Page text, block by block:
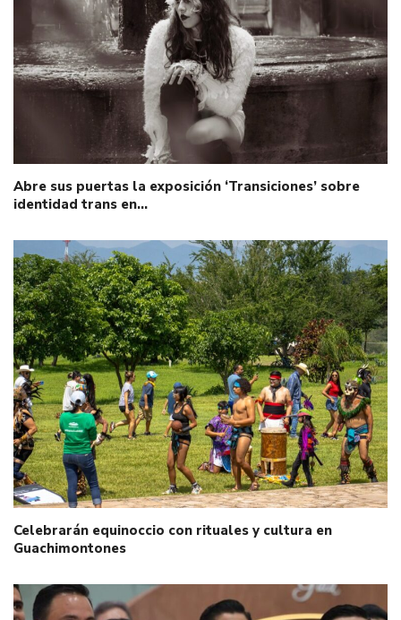
Abre sus puertas la exposición ‘Transiciones’ sobre
identidad trans en…
Celebrarán equinoccio con rituales y cultura en
Guachimontones